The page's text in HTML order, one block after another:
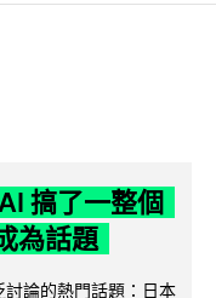
搞了一整個
為話題
論的熱門話題：日本